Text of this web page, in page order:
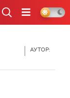
АУТОР: